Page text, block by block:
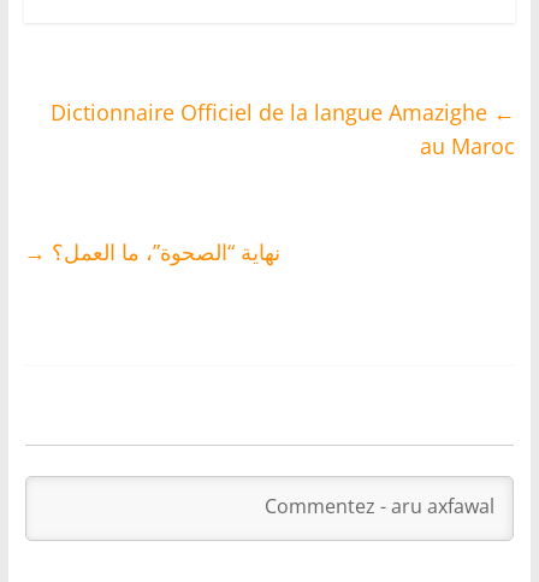
←
Dictionnaire Officiel de la langue Amazighe
au Maroc
نهاية “الصحوة”، ما العمل؟ →